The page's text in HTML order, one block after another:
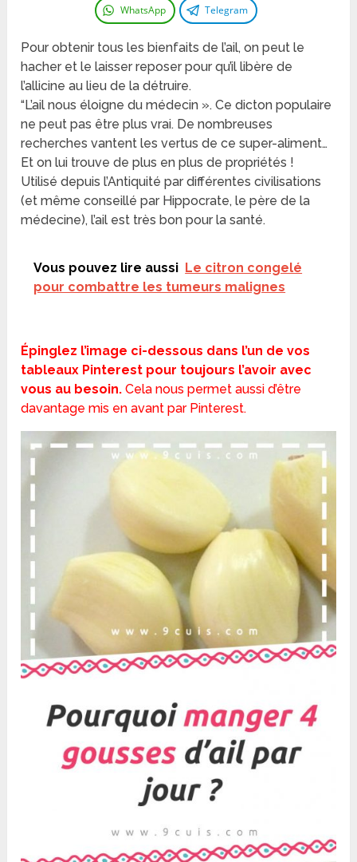
WhatsApp Telegram
Pour obtenir tous les bienfaits de l’ail, on peut le
hacher et le laisser reposer pour qu’il libère de
l’allicine au lieu de la détruire.
“L’ail nous éloigne du médecin ». Ce dicton populaire
ne peut pas être plus vrai. De nombreuses
recherches vantent les vertus de ce super-aliment…
Et on lui trouve de plus en plus de propriétés !
Utilisé depuis l’Antiquité par différentes civilisations
(et même conseillé par Hippocrate, le père de la
médecine), l’ail est très bon pour la santé.
Vous pouvez lire aussi Le citron congelé
pour combattre les tumeurs malignes
Épinglez l’image ci-dessous dans l’un de vos
tableaux Pinterest pour toujours l’avoir avec
vous au besoin.Cela nous permet aussi d’être
davantage mis en avant par Pinterest.